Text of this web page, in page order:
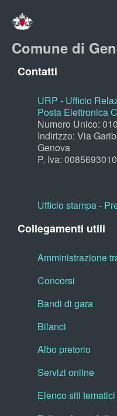
Comune di
Contatti
URP - Ufficio
Posta Elettronica
Numero Unico:
Indirizzo: Via
Genova
P. Iva:
Ufficio stampa -
Collegamenti utili
Amministrazione
Concorsi
Bandi di gara
Bilanci
Albo pretorio
Servizi online
Elenco siti tematici